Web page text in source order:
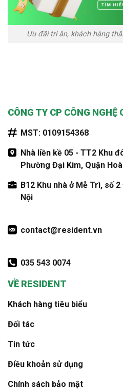
Ưu đãi tri ân, khách hàng
CÔNG TY CP CÔNG NGHỆ
MST: 0109154368
Nhà liền kề 05 - TT2 Khu
Phường Đại Kim, Quận
B12 Khu nhà ở Mễ Trì, số
Nội
contact@resident.vn
035 543 0074
VỀ RESIDENT
Khách hàng tiêu biểu
Đối tác
Tin tức
Điều khoản sử dụng
Chính sách bảo mật